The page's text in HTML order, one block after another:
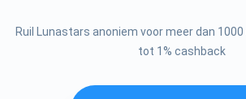
Ruil Lunastars anoniem voor meer dan
tot 1% cashback